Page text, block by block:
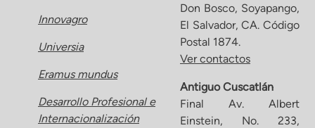
Innovagro
Universia
Eramus mundus
Desarrollo Profesional e
Internacionalización
Don Bosco, Soyapango,
El Salvador, CA. Código
Postal 1874.
Ver contactos
Antiguo Cuscatlán
Final Av. Albert
Einstein, No. 233,